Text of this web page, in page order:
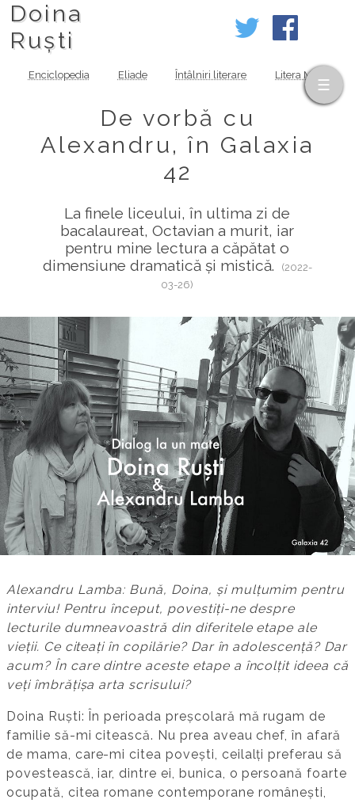
Doina
Ruști
Enciclopedia Eliade Întâlniri literare Litera MOV
De vorbă cu
Alexandru, în Galaxia
42
La finele liceului, în ultima zi de
bacalaureat, Octavian a murit, iar
pentru mine lectura a căpătat o
dimensiune dramatică și mistică.
(2022-
03-26)
Alexandru Lamba: Bună, Doina, și mulțumim pentru
interviu! Pentru început, povestiți-ne despre
lecturile dumneavoastră din diferitele etape ale
vieții. Ce citeați în copilărie? Dar în adolescență? Dar
acum? În care dintre aceste etape a încolțit ideea că
veți îmbrățișa arta scrisului?
Doina Ruști: În perioada preșcolară mă rugam de
familie să-mi citească. Nu prea aveau chef, în afară
de mama, care-mi citea povești, ceilalți preferau să
povestească, iar, dintre ei, bunica, o persoană foarte
ocupată, citea romane contemporane românești,